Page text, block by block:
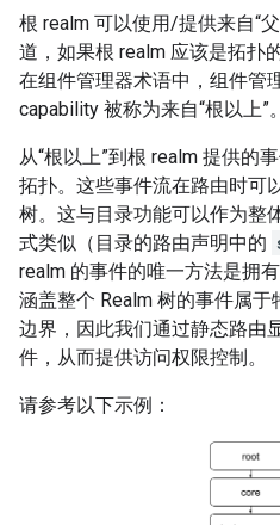
根 realm 可以使用/提供来自“
道，如果根 realm 应该是拓扑
在组件管理器术语中，组件管
capability 被称为来自“根以上”。
从“根以上”到根 realm 提供的
拓扑。这些事件流在路由时可
树。这与目录功能可以作为整
式类似（目录的路由声明中的
realm 的事件的唯一方法是拥
涵盖整个 Realm 树的事件属
边界，因此我们通过静态路由
件，从而提供访问权限控制。
请参考以下示例：